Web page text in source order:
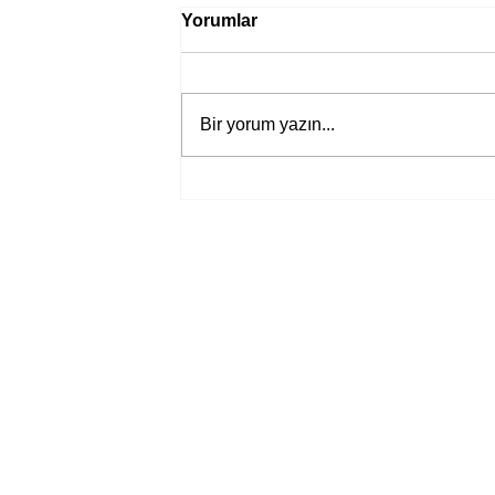
Yorumlar
Bir yorum yazın...